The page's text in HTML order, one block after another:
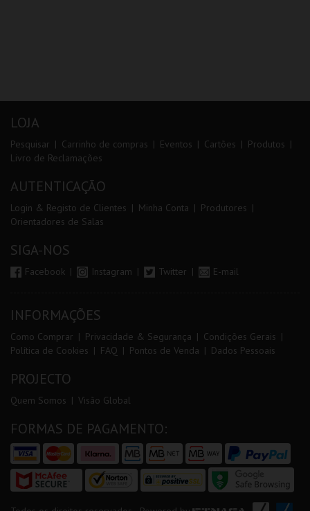
LOJA
Pesquisar Carrinho de compras Eventos Cartões
Produtos
Livro de Reclamações
AUTENTICAÇÃO
Login & Registo de Clientes Minha Conta
Produtores
Orientadores de Salas
SIGA-NOS
Facebook Instagram Twitter E-mail
INFORMAÇÕES
Como Comprar Privacidade & Segurança
Condições Gerais
Política de Cookies
FAQ Pontos de Venda Dados Pessoais
PROJECTO
Quem Somos Visão Global
FORMAS DE PAGAMENTO: